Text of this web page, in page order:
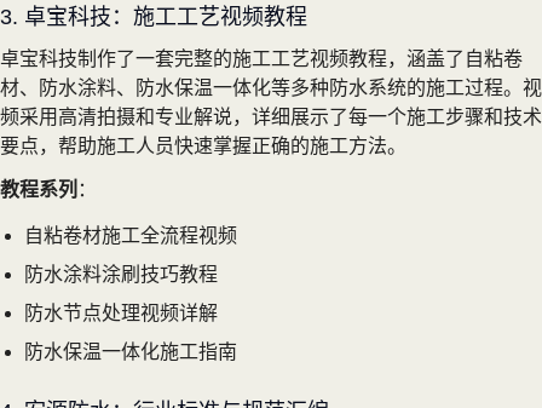
3. 卓宝科技：施工工艺视频教程
卓宝科技制作了一套完整的施工工艺视频教程，涵盖了自粘卷
材、防水涂料、防水保温一体化等多种防水系统的施工过程。视
频采用高清拍摄和专业解说，详细展示了每一个施工步骤和技术
要点，帮助施工人员快速掌握正确的施工方法。
教程系列 ：
自粘卷材施工全流程视频
防水涂料涂刷技巧教程
防水节点处理视频详解
防水保温一体化施工指南